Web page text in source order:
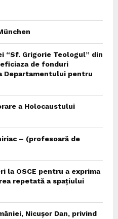
“Sf. Grigorie Teologul” din
de fonduri
Departamentului pentru
a Holocaustului
– (profesoară de
la OSCE pentru a exprima
repetată a spațiului
Nicușor Dan, privind